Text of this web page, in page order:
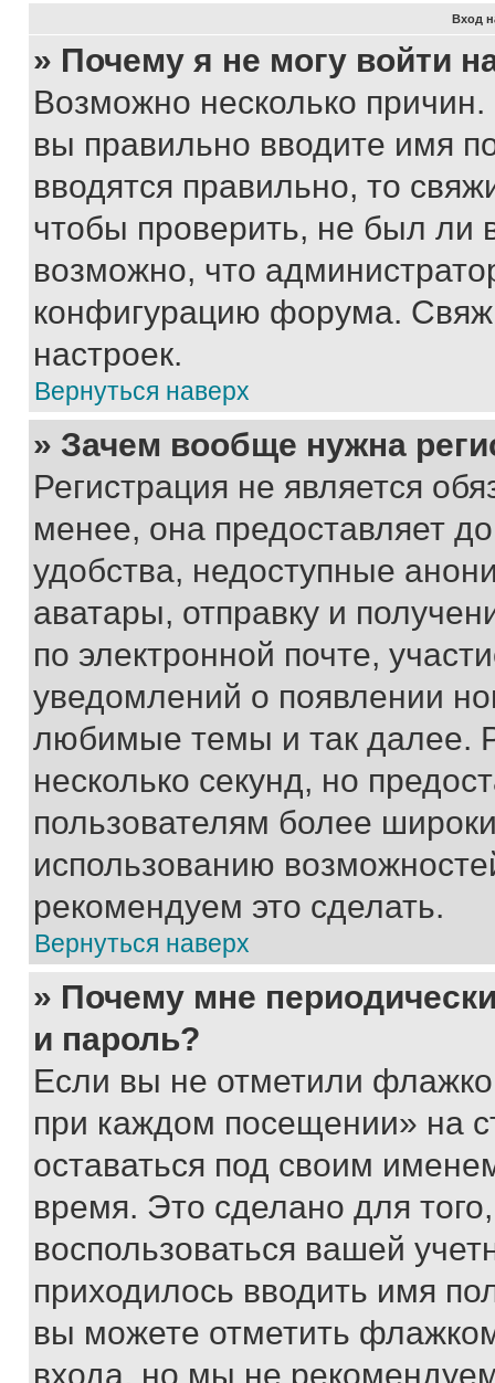
Вход
» Почему я не могу войти
Возможно несколько
вы правильно вводите имя
вводятся правильно, то
чтобы проверить, не был ли
возможно, что
конфигурацию форума.
настроек.
Вернуться наверх
» Зачем вообще нужна
Регистрация не является
менее, она предоставляет
удобства, недоступные
аватары, отправку и
по электронной почте,
уведомлений о появлении
любимые темы и так далее.
несколько секунд, но
пользователям более
использованию
рекомендуем это сделать.
Вернуться наверх
» Почему мне
и пароль?
Если вы не отметили
при каждом посещении» на
оставаться под своим
время. Это сделано для
воспользоваться вашей
приходилось вводить имя
вы можете отметить
входа, но мы не